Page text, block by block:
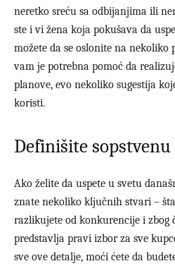
neretko sreću sa odbijanjima ili
ste i vi žena koja pokušava da
možete da se oslonite na nekoliko
vam je potrebna pomoć da
planove, evo nekoliko sugestija
koristi.
Definišite
Ako želite da uspete u svetu
znate nekoliko ključnih stvari –
razlikujete od konkurencije i zbog
predstavlja pravi izbor za sve
sve ove detalje, moći ćete da